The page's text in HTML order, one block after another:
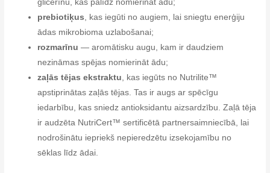
glicerīnu, kas palīdz nomierināt ādu;
prebiotiķus , kas iegūti no augiem, lai sniegtu enerģiju
ādas mikrobioma uzlabošanai;
rozmarīnu — aromātisku augu, kam ir daudziem
nezināmas spējas nomierināt ādu;
zaļās tējas ekstraktu , kas iegūts no Nutrilite™
apstiprinātas zaļās tējas. Tas ir augs ar spēcīgu
iedarbību, kas sniedz antioksidantu aizsardzību. Zaļā tēja
ir audzēta NutriCert™ sertificētā partnersaimniecībā, lai
nodrošinātu iepriekš nepieredzētu izsekojamību no
sēklas līdz ādai.